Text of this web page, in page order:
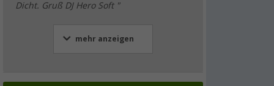
Dicht. Gruß DJ Hero Soft "
mehr anzeigen